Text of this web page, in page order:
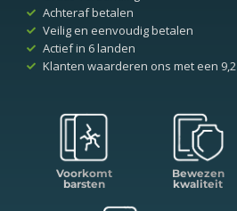
Achteraf betalen
Veilig en eenvoudig betalen
Actief in 6 landen
Klanten waarderen ons met een 9,2
Voorkomt
barsten
Bewezen
kwaliteit